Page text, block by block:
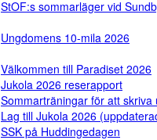
StOF:s sommarläger vid
Ungdomens 10-mila 2026
Välkommen till Paradiset 2026
Jukola 2026 reserapport
Sommarträningar för att skriva
Lag till Jukola 2026
SSK på Huddingedagen